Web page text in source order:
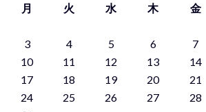
月
火 水 木 金
3
4 5 6 7
10
11 12 13 14
17
18 19 20 21
24
25 26 27 28